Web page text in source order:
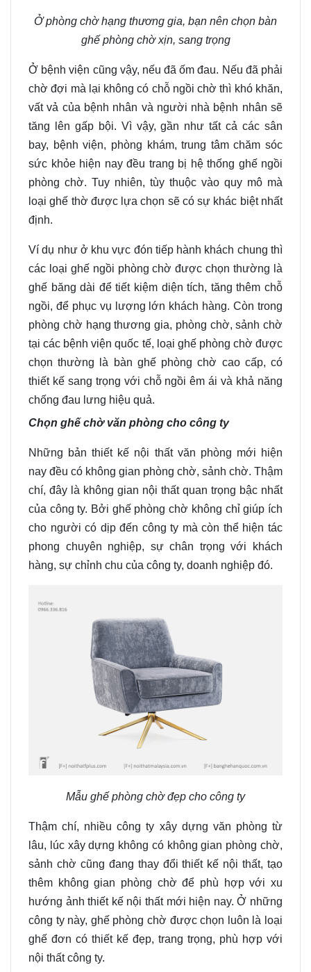
Ở phòng chờ hạng thương gia, bạn nên chọn bàn
ghế phòng chờ xịn, sang trọng
Ở bệnh viện cũng vậy, nếu đã ốm đau. Nếu đã phải
chờ đợi mà lại không có chỗ ngồi chờ thì khó khăn,
vất vả của bệnh nhân và người nhà bệnh nhân sẽ
tăng lên gấp bội. Vì vậy, gần như tất cả các sân
bay, bệnh viện, phòng khám, trung tâm chăm sóc
sức khỏe hiện nay đều trang bị hệ thống ghế ngồi
phòng chờ. Tuy nhiên, tùy thuộc vào quy mô mà
loại ghế thờ được lựa chọn sẽ có sự khác biệt nhất
định.
Ví dụ như ở khu vực đón tiếp hành khách chung thì
các loại ghế ngồi phòng chờ được chọn thường là
ghế băng dài để tiết kiệm diện tích, tăng thêm chỗ
ngồi, để phục vụ lượng lớn khách hàng. Còn trong
phòng chờ hạng thương gia, phòng chờ, sảnh chờ
tại các bệnh viện quốc tế, loại ghế phòng chờ được
chọn thường là bàn ghế phòng chờ cao cấp, có
thiết kế sang trọng với chỗ ngồi êm ái và khả năng
chống đau lưng hiệu quả.
Chọn ghế chờ văn phòng cho công ty
Những bản thiết kế nội thất văn phòng mới hiện
nay đều có không gian phòng chờ, sảnh chờ. Thậm
chí, đây là không gian nội thất quan trọng bậc nhất
của công ty. Bởi ghế phòng chờ không chỉ giúp ích
cho người có dịp đến công ty mà còn thể hiện tác
phong chuyên nghiệp, sự chân trọng với khách
hàng, sự chỉnh chu của công ty, doanh nghiệp đó.
Mẫu ghế phòng chờ đẹp cho công ty
Thậm chí, nhiều công ty xây dựng văn phòng từ
lâu, lúc xây dựng không có không gian phòng chờ,
sảnh chờ cũng đang thay đổi thiết kế nội thất, tạo
thêm không gian phòng chờ để phù hợp với xu
hướng ảnh thiết kế nội thất mới hiện nay. Ở những
công ty này, ghế phòng chờ được chọn luôn là loại
ghế đơn có thiết kế đẹp, trang trọng, phù hợp với
nội thất công ty.